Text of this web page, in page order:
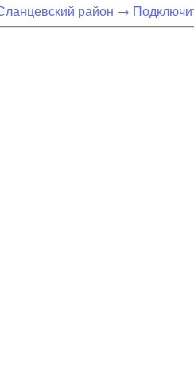
район →